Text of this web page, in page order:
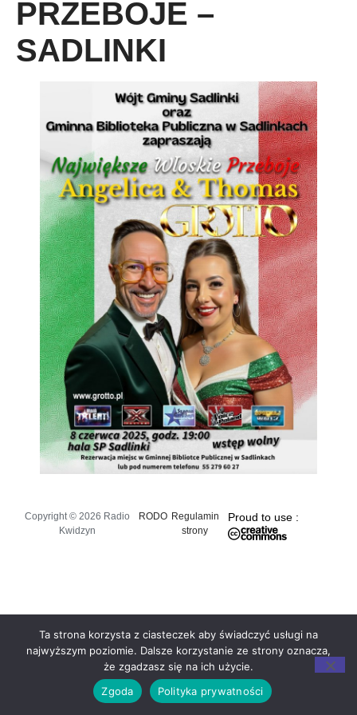
PRZEBOJE –
SADLINKI
Copyright © 2026 Radio
Kwidzyn
RODO Regulamin
strony
Proud to use :
Ta strona korzysta z ciasteczek aby świadczyć usługi na
najwyższym poziomie. Dalsze korzystanie ze strony oznacza,
że zgadzasz się na ich użycie.
Zgoda
Polityka prywatności